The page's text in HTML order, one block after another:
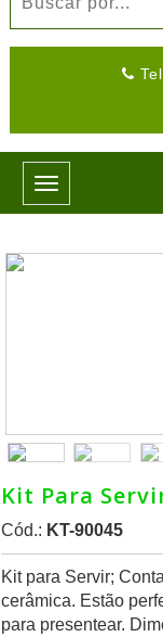
Toggle
navigation
Kit Para
Cód.: KT-90045
Kit para Servir;
cerâmica. Estão
para presentear.